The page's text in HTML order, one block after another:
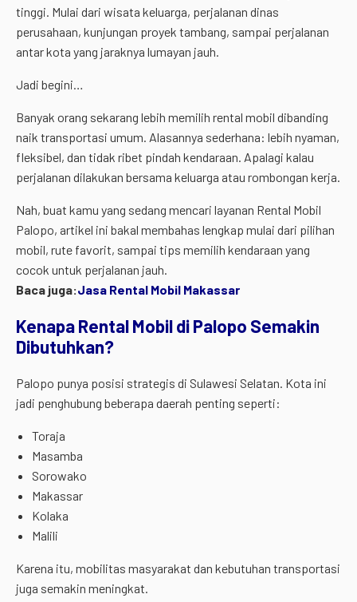
tinggi. Mulai dari wisata keluarga, perjalanan dinas
perusahaan, kunjungan proyek tambang, sampai perjalanan
antar kota yang jaraknya lumayan jauh.
Jadi begini…
Banyak orang sekarang lebih memilih rental mobil dibanding
naik transportasi umum. Alasannya sederhana: lebih nyaman,
fleksibel, dan tidak ribet pindah kendaraan. Apalagi kalau
perjalanan dilakukan bersama keluarga atau rombongan kerja.
Nah, buat kamu yang sedang mencari layanan Rental Mobil
Palopo, artikel ini bakal membahas lengkap mulai dari pilihan
mobil, rute favorit, sampai tips memilih kendaraan yang
cocok untuk perjalanan jauh.
Baca juga:Jasa Rental Mobil Makassar
Kenapa Rental Mobil di Palopo Semakin
Dibutuhkan?
Palopo punya posisi strategis di Sulawesi Selatan. Kota ini
jadi penghubung beberapa daerah penting seperti:
Toraja
Masamba
Sorowako
Makassar
Kolaka
Malili
Karena itu, mobilitas masyarakat dan kebutuhan transportasi
juga semakin meningkat.